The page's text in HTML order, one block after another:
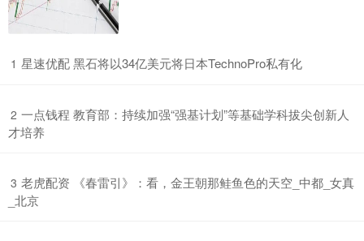
1 ​星速优配 黑石将以34亿美元将日本TechnoPro私有化
2 ​一点钱程 教育部：持续加强“强基计划”等基础学科拔尖创新人
才培养
3 ​老虎配资 《春雷引》：看，金王朝那鲑鱼色的天空_中都_女真
_北京